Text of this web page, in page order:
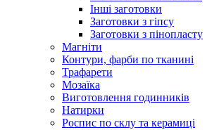
Інші заготовки
Заготовки з гіпсу
Заготовки з пінопласту
Магніти
Контури, фарби по тканині
Трафарети
Мозаїка
Виготовлення годинників
Натирки
Роспис по склу та керамиці